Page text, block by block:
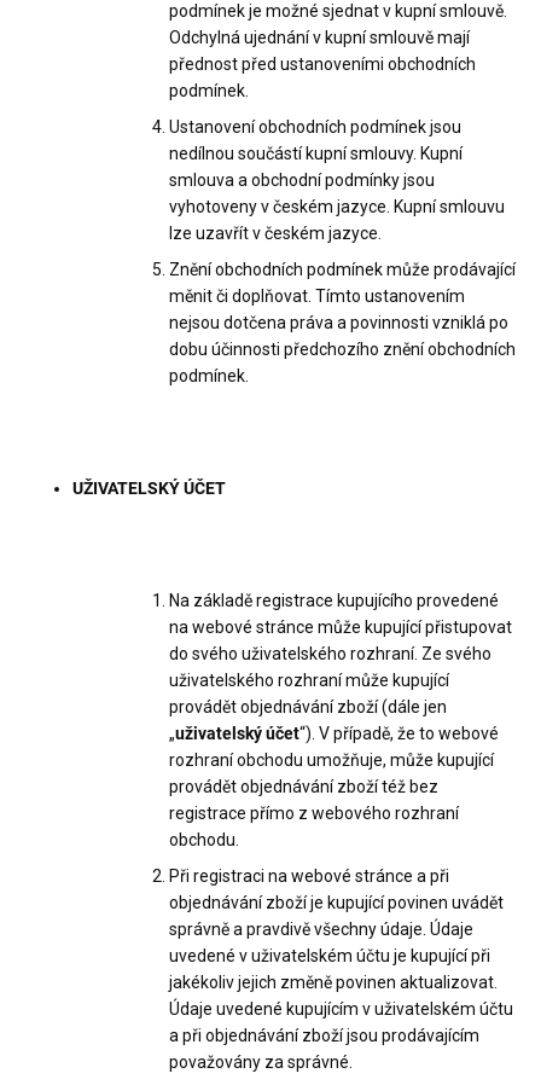
podmínek je možné sjednat v kupní smlouvě.
Odchylná ujednání v kupní smlouvě mají
přednost před ustanoveními obchodních
podmínek.
Ustanovení obchodních podmínek jsou
nedílnou součástí kupní smlouvy. Kupní
smlouva a obchodní podmínky jsou
vyhotoveny v českém jazyce. Kupní smlouvu
lze uzavřít v českém jazyce.
Znění obchodních podmínek může prodávající
měnit či doplňovat. Tímto ustanovením
nejsou dotčena práva a povinnosti vzniklá po
dobu účinnosti předchozího znění obchodních
podmínek.
UŽIVATELSKÝ ÚČET
Na základě registrace kupujícího provedené
na webové stránce může kupující přistupovat
do svého uživatelského rozhraní. Ze svého
uživatelského rozhraní může kupující
provádět objednávání zboží (dále jen
„uživatelský účet“). V případě, že to webové
rozhraní obchodu umožňuje, může kupující
provádět objednávání zboží též bez
registrace přímo z webového rozhraní
obchodu.
Při registraci na webové stránce a při
objednávání zboží je kupující povinen uvádět
správně a pravdivě všechny údaje. Údaje
uvedené v uživatelském účtu je kupující při
jakékoliv jejich změně povinen aktualizovat.
Údaje uvedené kupujícím v uživatelském účtu
a při objednávání zboží jsou prodávajícím
považovány za správné.